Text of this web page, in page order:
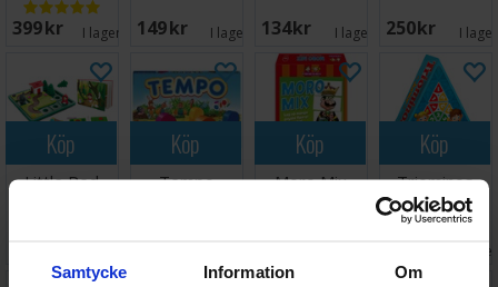
Samtycke Information Om
399 SEK I lager: 14
149 SEK I lager: 134 SEK I lager: 1250 SEK I
Köp
Little Red
Köp
Tempo
Köp
Moro Mix
Köp
Triominos
Junior
Brädspel
I